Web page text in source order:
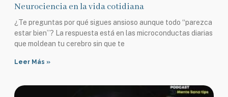
Neurociencia en la vida cotidiana
¿Te preguntas por qué sigues ansioso aunque todo “parezca
estar bien”? La respuesta está en las microconductas diarias
que moldean tu cerebro sin que te
Leer Más »